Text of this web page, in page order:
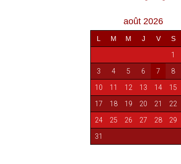
août 2026
L M M J V S
1
3 4 5 6 7 8
10 11 12 13 14 15
17 18 19 20 21 22
24 25 26 27 28 29
31